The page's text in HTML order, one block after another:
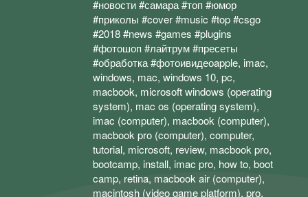
#новости #самара #топ #юмор
#приколы #cover #music #top #csgo
#2018 #news #games #plugins
#фотошоп #лайтрум #пресеты
#обработка #фотоивидеоapple, imac,
windows, mac, windows 10, pc,
macbook, microsoft windows (operating
system), mac os (operating system),
imac (computer), macbook (computer),
macbook pro (computer), computer,
tutorial, microsoft, review, macbook pro,
bootcamp, install, imac pro, how to, boot
camp, retina, macbook air (computer),
macintosh (video game platform), pro,